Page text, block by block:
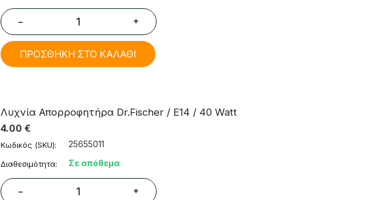
− +
ΠΡΟΣΘΗΚΗ ΣΤΟ ΚΑΛΑΘΙ
Λυχνία Απορροφητήρα Dr.Fischer / E14 / 40 Watt
4.00 €
Κωδικός (SKU): 25655011
Διαθεσιμότητα: Σε απόθεμα
− +